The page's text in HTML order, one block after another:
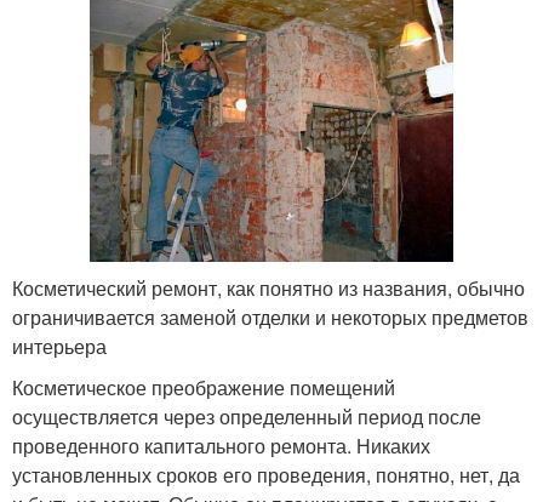
Косметический ремонт, как понятно из названия, обычно
ограничивается заменой отделки и некоторых предметов
интерьера
Косметическое преображение помещений
осуществляется через определенный период после
проведенного капитального ремонта. Никаких
установленных сроков его проведения, понятно, нет, да